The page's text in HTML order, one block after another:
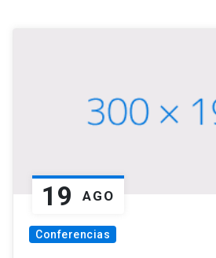
19 AGO
Conferencias